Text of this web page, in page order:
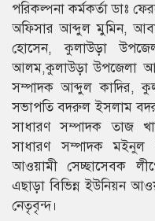
পরিকল্পনা কর্মকর্তা ডাঃ
অফিসার আব্দুল মুমিন,
হোসেন, কুলাউড়া
আলম,কুলাউড়া উপজেলা
সম্পাদক আব্দুল কাদির,
সভাপতি বদরুল ইসলাম
সাধারণ সম্পাদক তাজ
সাধারণ সম্পাদক
আওয়ামী সেচ্ছাসেবক
এছাড়া বিভিন্ন ইউনিয়ন
নেতৃবৃন্দ।